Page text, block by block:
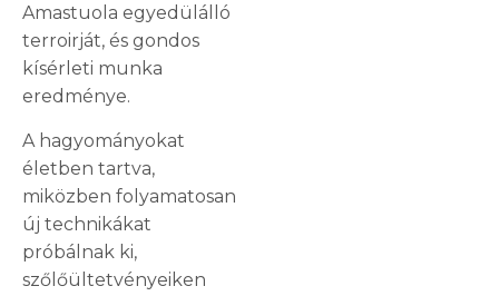
Amastuola egyedülálló
terroirját, és gondos
kísérleti munka
eredménye.
A hagyományokat
életben tartva,
miközben folyamatosan
új technikákat
próbálnak ki,
szőlőültetvényeiken